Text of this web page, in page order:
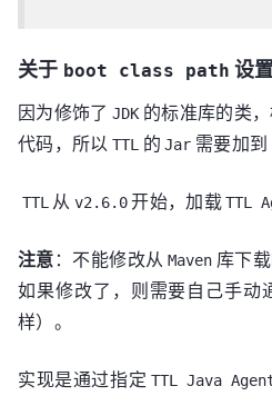
关于 boot class path 设
因为修饰了 JDK 的标准库的类
代码，所以 TTL 的 Jar 需要加到
TTL 从 v2.6.0 开始，加载 TTL
注意：不能修改从 Maven 库下
如果修改了，则需要自己手动
样）。
实现是通过指定 TTL Java